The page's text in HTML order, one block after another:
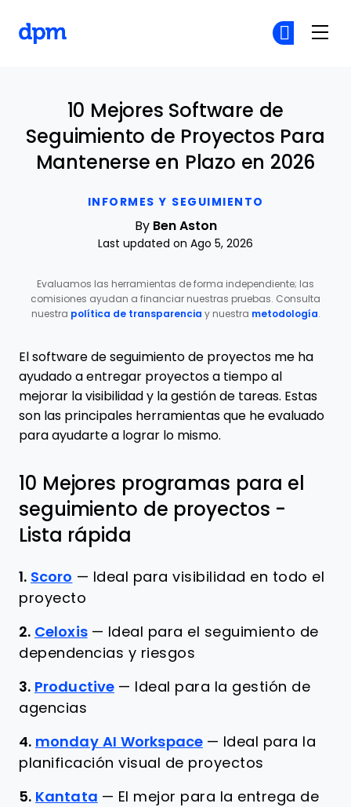
INFORMES Y SEGUIMIENTO
10 Mejores Software de
Seguimiento de Proyectos Para
Mantenerse en Plazo en 2026
By Ben Aston
Last updated on Ago 5, 2026
Evaluamos las herramientas de forma independiente; las
comisiones ayudan a financiar nuestras pruebas. Consulta
nuestra política de transparencia y nuestra metodología.
El software de seguimiento de proyectos me ha
ayudado a entregar proyectos a tiempo al
mejorar la visibilidad y la gestión de tareas. Estas
son las principales herramientas que he evaluado
para ayudarte a lograr lo mismo.
10 Mejores programas para el
seguimiento de proyectos -
Lista rápida
1. Scoro — Ideal para visibilidad en todo el
proyecto
2. Celoxis — Ideal para el seguimiento de
dependencias y riesgos
3. Productive —
Ideal para la gestión de
agencias
4. monday AI Workspace — Ideal para la
planificación visual de proyectos
5. Kantata — El mejor para la entrega de